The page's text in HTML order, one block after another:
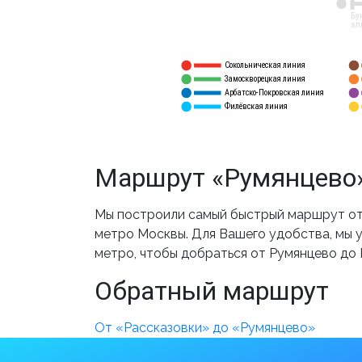
Сокольническая линия
Замоскворецкая линия
Арбатско-Покровская линия
Филёвская линия
Маршрут
Мы построили самый быстрый маршрут от
метро Москвы. Для Вашего удобства, мы
метро, чтобы добраться от Румянцево до
Обратный маршрут
От «Рассказовки» до «Румянцево»